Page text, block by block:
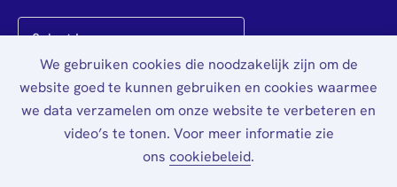
Powered by Translate
We gebruiken cookies die noodzakelijk zijn om de
website goed te kunnen gebruiken en cookies waarmee
we data verzamelen om onze website te verbeteren en
video’s te tonen. Voor meer informatie zie
ons cookiebeleid.